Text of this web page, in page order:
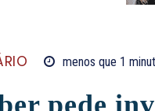
menos que 1